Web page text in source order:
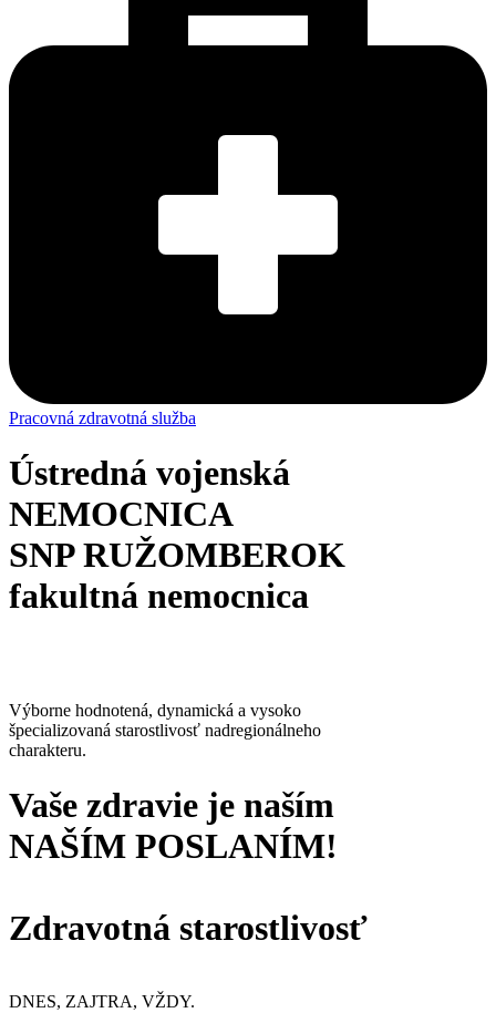
Pracovná zdravotná služba
Ústredná vojenská
NEMOCNICA
SNP RUŽOMBEROK
fakultná nemocnica
Výborne hodnotená, dynamická a vysoko
špecializovaná starostlivosť nadregionálneho
charakteru.
Vaše zdravie je naším
NAŠÍM POSLANÍM!
Zdravotná starostlivosť
DNES, ZAJTRA, VŽDY.